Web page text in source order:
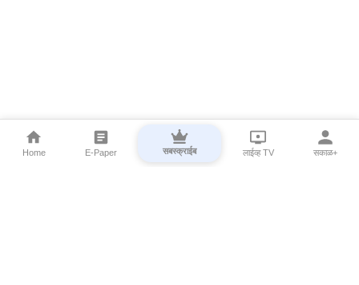
Home E-Paper सबस्क्राईब लाईव्ह TV सकाळ+